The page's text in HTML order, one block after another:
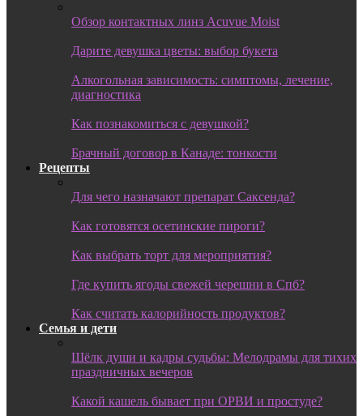
Обзор контактных линз Acuvue Moist
Дарите девушка цветы: выбор букета
Алкогольная зависимость: симптомы, лечение,
диагностика
Как познакомиться с девушкой?
Брачный договор в Канаде: тонкости
Рецепты
Для чего назначают препарат Саксенда?
Как готовятся осетинские пироги?
Как выбрать торт для мероприятия?
Где купить ягоды свежей черешни в Спб?
Как считать калорийность продуктов?
Семья и дети
Шёлк души и кадры судьбы: Мелодрамы для тихих
праздничных вечеров
Какой кашель бывает при ОРВИ и простуде?